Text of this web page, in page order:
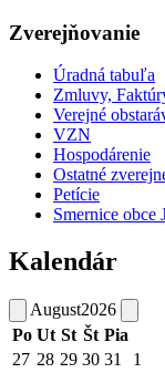
Zverejňovanie
Úradná tabuľa
Zmluvy,
Verejné
VZN
Hospodárenie
Ostatné
Petície
Smernice obce
Kalendár
August2026
Po Ut St Št Pia
27 28 29 30 31 1